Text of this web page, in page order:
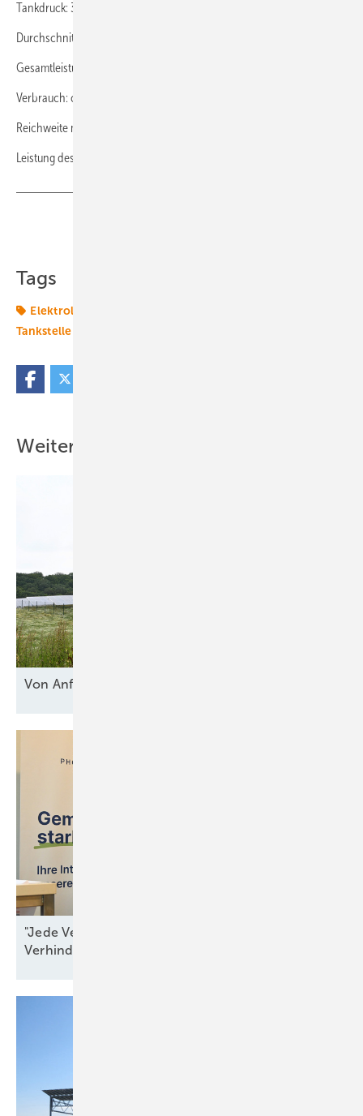
Tankdruck: 350 Bar
Durchschnittliche Tagesleistung: 430 Kilometer
Gesamtleistung seit Übernahme: 70.000 Kilometer
Verbrauch: ca. 7,5 Kilogramm pro 100 Kilometer
Reichweite mit einer Tankfüllung: ca. 450 Kilometer
Leistung des Elektromotors: 350 Kilowatt
Tags
Elektrolyseur
Tankstelle
Weitere Inhalte
Von Anfang an
"Jede Verzögerung ist ein Beitrag zur
Verhinderung von